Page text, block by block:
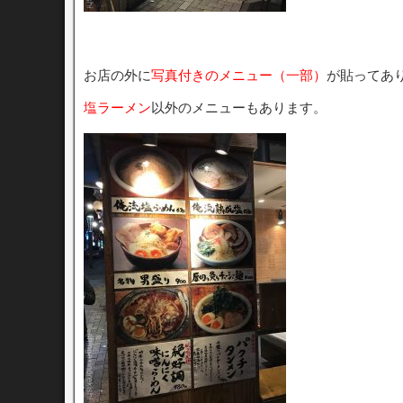
お店の外に写真付きのメニュー（一部） が貼ってあ
塩ラーメン以外のメニューもあります。